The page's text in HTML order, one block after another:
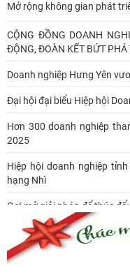
Mở rộng không gian phát
CỘNG ĐỒNG DOANH
ĐỘNG, ĐOÀN KẾT BỨT PHÁ
Doanh nghiệp Hưng Yên
Đại hội đại biểu Hiệp hội
Hơn 300 doanh nghiệp
2025
Hiệp hội doanh nghiệp
hạng Nhì
Gợi mở giải pháp để thúc
Ông Đỗ Văn Vẻ là Chủ tịch
Hiệp hội doanh nghiệp tỉnh